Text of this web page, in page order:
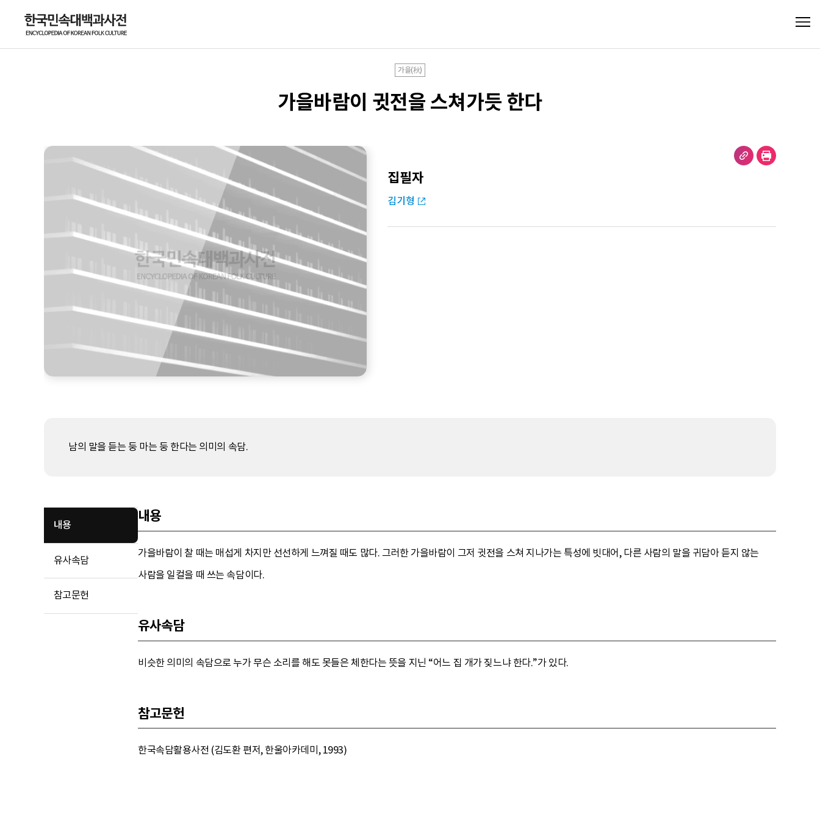
가을(秋)
가을바람이 귓전을 스쳐가듯 한다
집필자
김기형
남의 말을 듣는 둥 마는 둥 한다는 의미의 속담.
내용
유사속담
참고문헌
내용
가을바람이 찰 때는 매섭게 차지만 선선하게 느껴질 때도 많다. 그러한 가을바람이 그저 귓전을 스쳐 지나가는 특성에 빗대어, 다른 사람의 말을 귀담아 듣지 않는
사람을 일컬을 때 쓰는 속담이다.
유사속담
비슷한 의미의 속담으로 누가 무슨 소리를 해도 못들은 체한다는 뜻을 지닌 “어느 집 개가 짖느냐 한다.”가 있다.
참고문헌
한국속담활용사전 (김도환 편저, 한울아카데미, 1993)